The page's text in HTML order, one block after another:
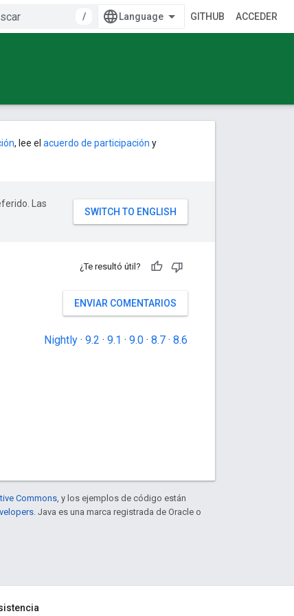
/ GITHUB ACCEDER
, lee el acuerdo de participación y
Las
¿Te resultó útil?
ENVIAR COMENTARIOS
Nightly · 9.2 · 9.1 · 9.0 · 8.7 · 8.6
Commons, y los ejemplos de código están
. Java es una marca registrada de Oracle o